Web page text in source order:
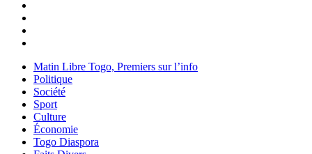
Matin Libre Togo, Premiers sur l’info
Politique
Société
Sport
Culture
Économie
Togo Diaspora